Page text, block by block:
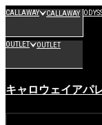
CALLAWAY CALLAWAY
OUTLET OUTLET
キャロウェイアパ